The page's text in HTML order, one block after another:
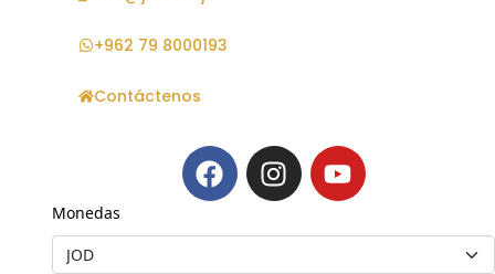
+962 79 8000193
Contáctenos
Monedas